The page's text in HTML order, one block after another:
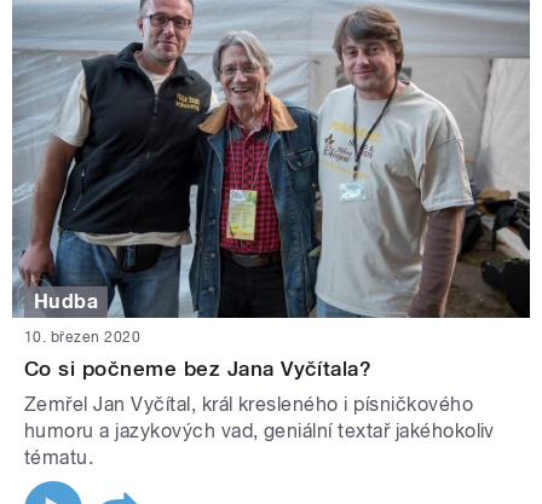
Hudba
10. březen 2020
Co si počneme bez Jana Vyčítala?
Zemřel Jan Vyčítal, král kresleného i písničkového
humoru a jazykových vad, geniální textař jakéhokoliv
tématu.